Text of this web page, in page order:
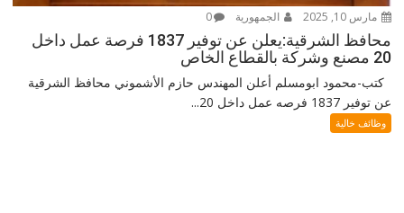
مارس 10, 2025 الجمهورية 0
محافظ الشرقية:يعلن عن توفير 1837 فرصة عمل داخل
20 مصنع وشركة بالقطاع الخاص
كتب-محمود ابومسلم أعلن المهندس حازم الأشموني محافظ الشرقية
عن توفير 1837 فرصه عمل داخل 20...
وظائف خالية